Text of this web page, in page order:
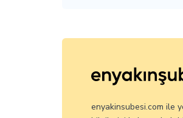
enyakinsubesi.com ile